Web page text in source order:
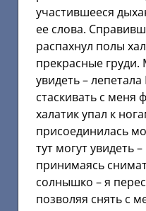
участившееся
ее слова.
распахнул полы
прекрасные
увидеть –
стаскивать с меня
халатик упал к
присоединилась
тут могут увидеть
принимаясь
солнышко – я
позволяя снять с